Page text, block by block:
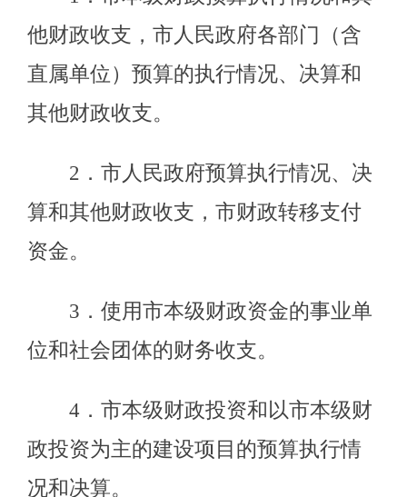
款项目的财务收支。
8．法律、行政法规规定应由市审
（五）按规定对县处级领导干部
及依法属于市审计局审计监督对象的
其他单位主要负责人实施经济责任审
（六）组织实施对国家财经法
律、法规、规章、政策和宏观调控措
产管理使用等与市财政收支有关的特